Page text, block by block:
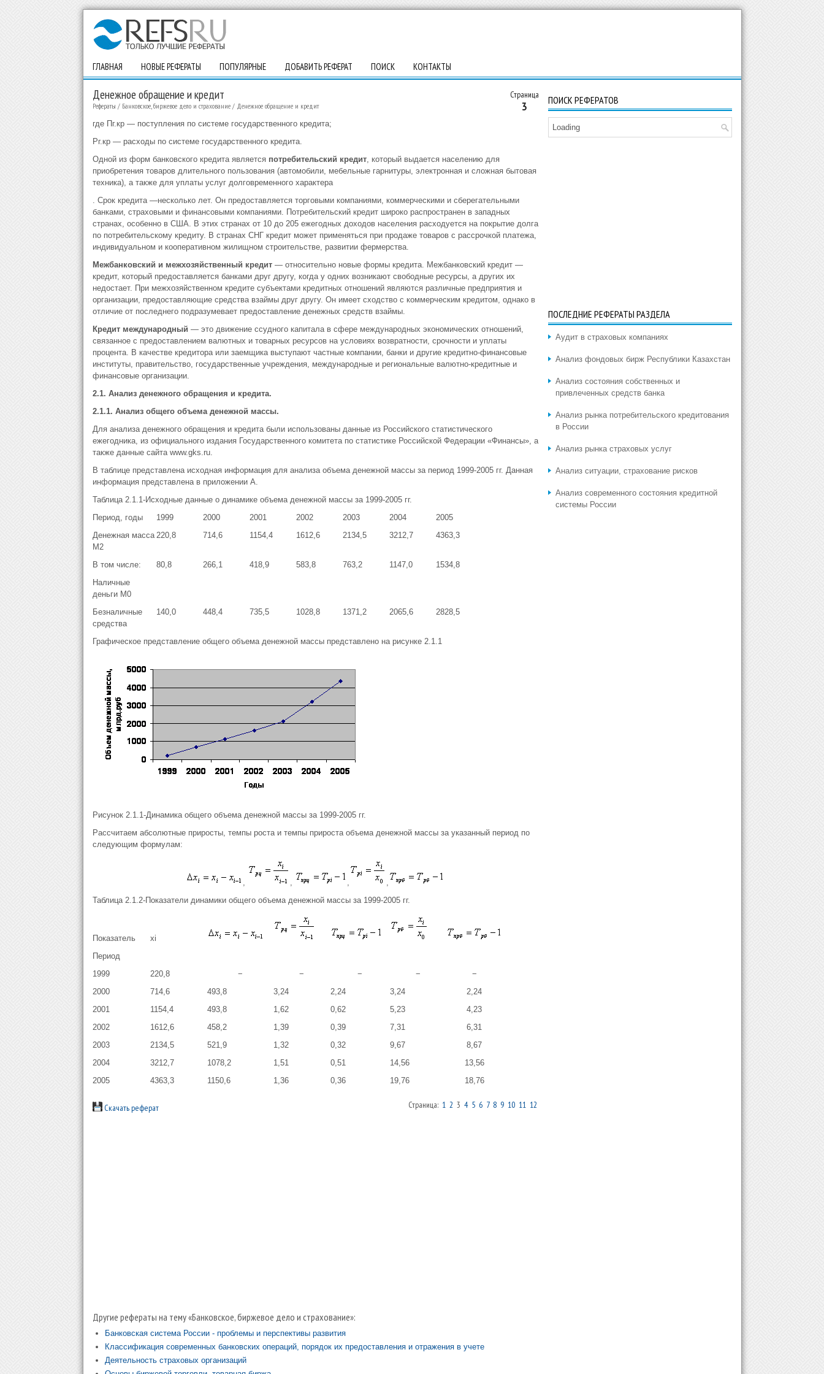
ГЛАВНАЯ НОВЫЕ РЕФЕРАТЫ ПОПУЛЯРНЫЕ ДОБАВИТЬ РЕФЕРАТ ПОИСК КОНТАКТЫ
Страница
3
Денежное обращение и кредит
Рефераты / Банковское, биржевое дело и страхование/ Денежное обращение и кредит
где Пг.кр — поступления по системе государственного кредита;
Рг.кр — расходы по системе государственного кредита.
Одной из форм банковского кредита является потребительский кредит, который выдается населению для
приобретения товаров длительного пользования (автомобили, мебельные гарнитуры, электронная и сложная бытовая
техника), а также для уплаты услуг долговременного характера
. Срок кредита —несколько лет. Он предоставляется торговыми компаниями, коммерческими и сберегательными
банками, страховыми и финансовыми компаниями. Потребительский кредит широко распространен в западных
странах, особенно в США. В этих странах от 10 до 205 ежегодных доходов населения расходуется на покрытие долга
по потребительскому кредиту. В странах СНГ кредит может применяться при продаже товаров с рассрочкой платежа,
индивидуальном и кооперативном жилищном строительстве, развитии фермерства.
Межбанковский и межхозяйственный кредит— относительно новые формы кредита. Межбанковский кредит —
кредит, который предоставляется банками друг другу, когда у одних возникают свободные ресурсы, а других их
недостает. При межхозяйственном кредите субъектами кредитных отношений являются различные предприятия и
организации, предоставляющие средства взаймы друг другу. Он имеет сходство с коммерческим кредитом, однако в
отличие от последнего подразумевает предоставление денежных средств взаймы.
Кредит международный — это движение ссудного капитала в сфере международных экономических отношений,
связанное с предоставлением валютных и товарных ресурсов на условиях возвратности, срочности и уплаты
процента. В качестве кредитора или заемщика выступают частные компании, банки и другие кредитно-финансовые
институты, правительство, государственные учреждения, международные и региональные валютно-кредитные и
финансовые организации.
2.1. Анализ денежного обращения и кредита.
2.1.1. Анализ общего объема денежной массы.
Для анализа денежного обращения и кредита были использованы данные из Российского статистического
ежегодника, из официального издания Государственного комитета по статистике Российской Федерации «Финансы», а
также данные сайта www.gks.ru.
В таблице представлена исходная информация для анализа объема денежной массы за период 1999-2005 гг. Данная
информация представлена в приложении А.
Таблица 2.1.1-Исходные данные о динамике объема денежной массы за 1999-2005 гг.
Период, годы
1999 2000 2001 2002 2003 2004
2005
Денежная масса
М2
220,8 714,6 1154,4 1612,6 2134,5 3212,7 4363,3
В том числе:
Наличные
деньги М0
80,8 266,1 418,9 583,8 763,2 1147,0 1534,8
Безналичные
средства
140,0 448,4 735,5 1028,8 1371,2 2065,6 2828,5
Графическое представление общего объема денежной массы представлено на рисунке 2.1.1
Рисунок 2.1.1-Динамика общего объема денежной массы за 1999-2005 гг.
Рассчитаем абсолютные приросты, темпы роста и темпы прироста объема денежной массы за указанный период по
следующим формулам:
, , ,
,
Таблица 2.1.2-Показатели динамики общего объема денежной массы за 1999-2005 гг.
Показатель
xi
Период
1999
220,8 − − − −
−
2000
714,6 493,8 3,24 2,24 3,24
2,24
2001
1154,4 493,8 1,62 0,62 5,23
4,23
2002
1612,6 458,2 1,39 0,39 7,31
6,31
2003
2134,5 521,9 1,32 0,32 9,67
8,67
2004
3212,7 1078,2 1,51 0,51 14,56
13,56
2005
4363,3 1150,6 1,36 0,36 19,76 18,76
Скачать реферат Страница: 1 2 3 4 5 6 7 8 9 10 11 12
Другие рефераты на тему «Банковское, биржевое дело и страхование»:
Банковская система России - проблемы и перспективы развития
Классификация современных банковских операций, порядок их предоставления и отражения в учете
Деятельность страховых организаций
ПОИСК РЕФЕРАТОВ
Loading
ПОСЛЕДНИЕ РЕФЕРАТЫ РАЗДЕЛА
Аудит в страховых компаниях
Анализ фондовых бирж Республики Казахстан
Анализ состояния собственных и
привлеченных средств банка
Анализ рынка потребительского кредитования
в России
Анализ рынка страховых услуг
Анализ ситуации, страхование рисков
Анализ современного состояния кредитной
системы России